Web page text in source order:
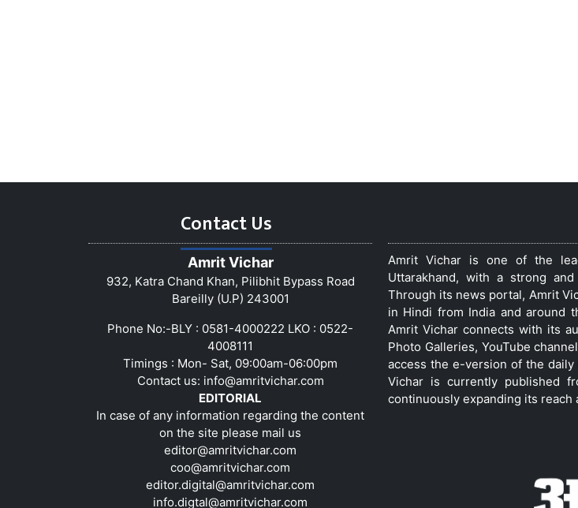
Contact Us
Amrit Vichar
932, Katra Chand Khan, Pilibhit Bypass Road
Bareilly (U.P) 243001
Phone No:-BLY : 0581-4000222 LKO : 0522-
4008111
Timings : Mon- Sat, 09:00am-06:00pm
Contact us: info@amritvichar.com
EDITORIAL
In case of any information regarding the content
on the site please mail us
editor@amritvichar.com
coo@amritvichar.com
editor.digital@amritvichar.com
info.digtal@amritvichar.com
Amrit Vichar is one of the
Uttarakhand, with a strong
Through its news portal, Amrit
in Hindi from India and around
Amrit Vichar connects with its
Photo Galleries, YouTube
access the e-version of the
Vichar is currently published
continuously expanding its reach